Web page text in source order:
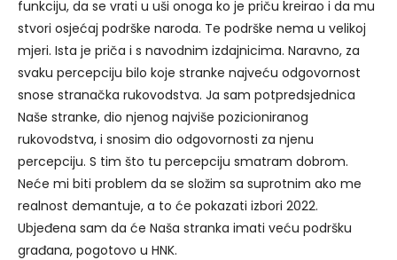
funkciju, da se vrati u uši onoga ko je priču kreirao i da mu
stvori osjećaj podrške naroda. Te podrške nema u velikoj
mjeri. Ista je priča i s navodnim izdajnicima. Naravno, za
svaku percepciju bilo koje stranke najveću odgovornost
snose stranačka rukovodstva. Ja sam potpredsjednica
Naše stranke, dio njenog najviše pozicioniranog
rukovodstva, i snosim dio odgovornosti za njenu
percepciju. S tim što tu percepciju smatram dobrom.
Neće mi biti problem da se složim sa suprotnim ako me
realnost demantuje, a to će pokazati izbori 2022.
Ubjeđena sam da će Naša stranka imati veću podršku
građana, pogotovo u HNK.